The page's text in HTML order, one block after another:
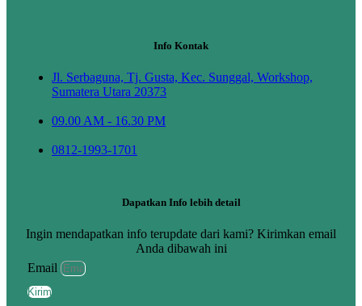
Info Kontak
Jl. Serbaguna, Tj. Gusta, Kec. Sunggal, Workshop,
Sumatera Utara 20373
09.00 AM - 16.30 PM
0812-1993-1701
Dapatkan Info lebih detail
Ingin mendapatkan info terupdate dari kami? Kirimkan email
Anda dibawah ini
Email
Kirim